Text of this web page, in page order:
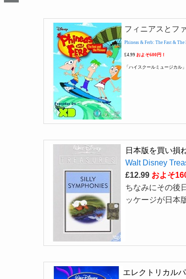
フィニアスとフ
Phineas & Ferb: The Fast &
£4.99 およそ600円！
「ハイスクールミュージカル
日本版を買い損
Walt Disney
£12.99 およそ
ちなみにその後
ッケージが日本
エレクトリカル